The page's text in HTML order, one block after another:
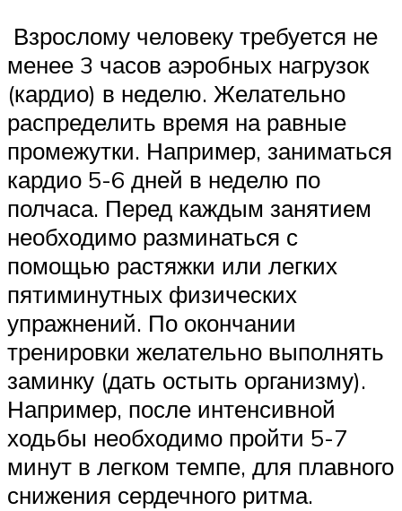
Взрослому человеку требуется не
менее 3 часов аэробных нагрузок
(кардио) в неделю. Желательно
распределить время на равные
промежутки. Например, заниматься
кардио 5-6 дней в неделю по
полчаса. Перед каждым занятием
необходимо разминаться с
помощью растяжки или легких
пятиминутных физических
упражнений. По окончании
тренировки желательно выполнять
заминку (дать остыть организму).
Например, после интенсивной
ходьбы необходимо пройти 5-7
минут в легком темпе, для плавного
снижения сердечного ритма.